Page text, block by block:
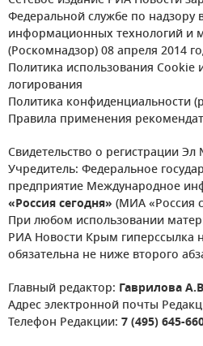
Федеральной службе по надзору
информационных технологий и
(Роскомнадзор) 08 апреля 2014
Политика использования Cookie
логирования
Политика конфиденциальности
Правила применения
Свидетельство о регистрации
Учредитель: Федеральное
предприятие Международное
«Россия сегодня» (МИА «Россия
При любом использовании
РИА Новости Крым гиперссылка
обязательна не ниже второго
Главный редактор: Гаврилова
Адрес электронной почты
Телефон Редакции: 7 (495) 645-